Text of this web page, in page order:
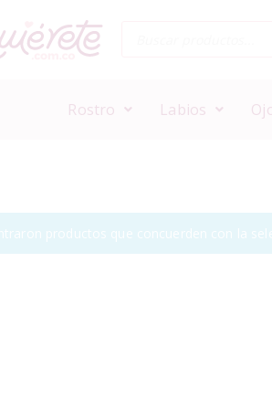
Rostro Labios
productos que concuerden con la